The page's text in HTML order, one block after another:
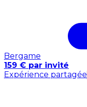
Bergame
159 € par invité
Expérience partagée